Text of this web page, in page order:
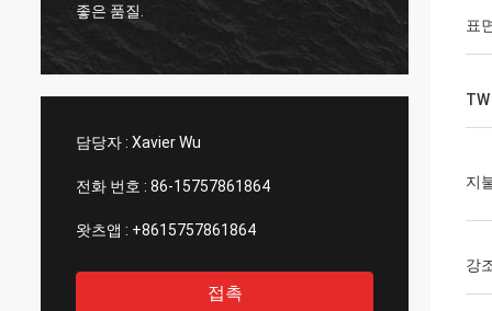
빛 색깔 배열합니다.
서비
담당자 : Xavier Wu
전화 번호 : 86-15757861864
왓츠앱 : +8615757861864
접촉
표
TW
지
강